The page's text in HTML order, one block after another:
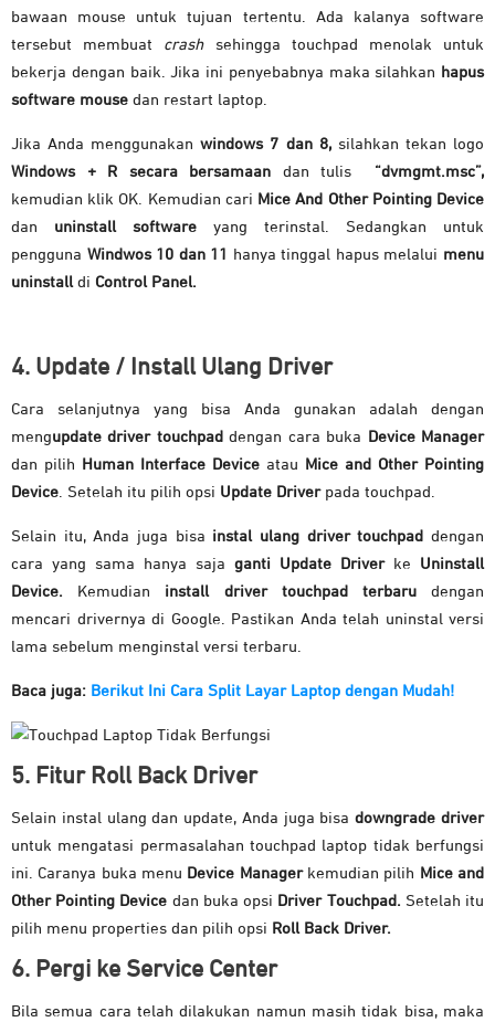
bawaan mouse untuk tujuan tertentu. Ada kalanya software
tersebut membuat crashsehingga touchpad menolak untuk
bekerja dengan baik. Jika ini penyebabnya maka silahkan hapus
software mouse dan restart laptop.
Jika Anda menggunakanwindows 7 dan 8,silahkan tekan logo
Windows + R secara bersamaan dan tulis “dvmgmt.msc”,
kemudian klik OK. Kemudian cari Mice And Other Pointing Device
dan uninstall software yang terinstal. Sedangkan untuk
pengguna Windwos 10 dan 11 hanya tinggal hapus melalui menu
uninstalldi Control Panel.
4. Update / Install Ulang Driver
Cara selanjutnya yang bisa Anda gunakan adalah dengan
mengupdate driver touchpad dengan cara buka
Device Manager
dan pilih
Human Interface Device atau
Mice and Other Pointing
Device. Setelah itu pilih opsi Update Driverpada touchpad.
Selain itu, Anda juga bisa instal ulang driver touchpad dengan
cara yang sama hanya saja ganti Update Driverke Uninstall
Device. Kemudian install driver touchpad terbarudengan
mencari drivernya di Google. Pastikan Anda telah uninstal versi
lama sebelum menginstal versi terbaru.
Baca juga: Berikut Ini Cara Split Layar Laptop dengan Mudah!
5. Fitur Roll Back Driver
Selain instal ulang dan update, Anda juga bisadowngrade driver
untuk mengatasi permasalahan touchpad laptop tidak berfungsi
ini. Caranya buka menu Device Managerkemudian pilih Mice and
Other Pointing Device dan buka opsi Driver Touchpad. Setelah itu
pilih menu properties dan pilih opsi Roll Back Driver.
6. Pergi ke Service Center
Bila semua cara telah dilakukan namun masih tidak bisa, maka